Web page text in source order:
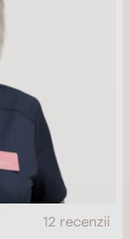
12 recenzií